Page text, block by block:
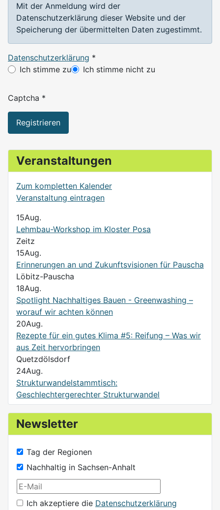
Mit der Anmeldung wird der
Datenschutzerklärung dieser Website und der
Speicherung der übermittelten Daten zugestimmt.
Datenschutzerklärung *
Datenschutzerklärung
Ich stimme zu Ich stimme nicht zu
Captcha *
Registrieren
Veranstaltungen
Zum kompletten Kalender
Veranstaltung eintragen
15Aug.
Lehmbau-Workshop im Kloster Posa
Zeitz
15Aug.
Erinnerungen an und Zukunftsvisionen für Pauscha
Löbitz-Pauscha
18Aug.
Spotlight Nachhaltiges Bauen - Greenwashing –
worauf wir achten können
20Aug.
Rezepte für ein gutes Klima #5: Reifung – Was wir
aus Zeit hervorbringen
Quetzdölsdorf
24Aug.
Strukturwandelstammtisch:
Geschlechtergerechter Strukturwandel
Newsletter
Tag der Regionen
Nachhaltig in Sachsen-Anhalt
Ich akzeptiere die Datenschutzerklärung